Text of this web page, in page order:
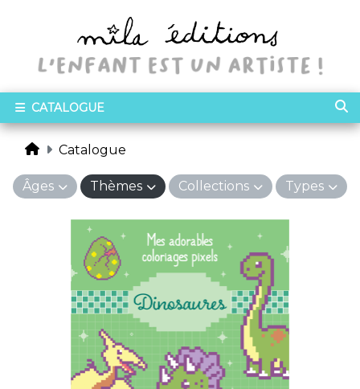
CATALOGUE
Catalogue
Âges Thèmes Collections Types